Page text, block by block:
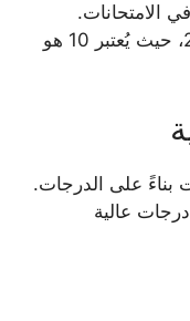
الامتحانات.
تُحتسب الدرجات عادةً من 0 إلى 20، حيث يُعتبر 10 هو
بناءً على الدرجات.
عالية